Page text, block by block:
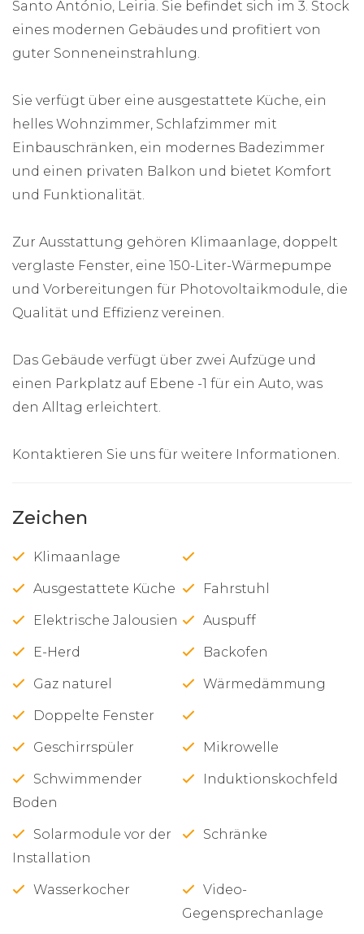
Santo António, Leiria. Sie befindet sich im 3. Stock
eines modernen Gebäudes und profitiert von
guter Sonneneinstrahlung.
Sie verfügt über eine ausgestattete Küche, ein
helles Wohnzimmer, Schlafzimmer mit
Einbauschränken, ein modernes Badezimmer
und einen privaten Balkon und bietet Komfort
und Funktionalität.
Zur Ausstattung gehören Klimaanlage, doppelt
verglaste Fenster, eine 150-Liter-Wärmepumpe
und Vorbereitungen für Photovoltaikmodule, die
Qualität und Effizienz vereinen.
Das Gebäude verfügt über zwei Aufzüge und
einen Parkplatz auf Ebene -1 für ein Auto, was
den Alltag erleichtert.
Kontaktieren Sie uns für weitere Informationen.
Zeichen
Klimaanlage
Ausgestattete Küche Fahrstuhl
Elektrische Jalousien Auspuff
E-Herd Backofen
Gaz naturel Wärmedämmung
Doppelte Fenster
Geschirrspüler Mikrowelle
Schwimmender
Boden
Induktionskochfeld
Solarmodule vor der
Installation
Schränke
Wasserkocher
Video-
Gegensprechanlage